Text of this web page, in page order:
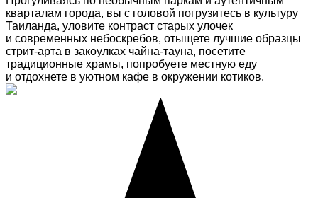
кварталам города, вы с головой погрузитесь в культуру
Таиланда, уловите контраст старых улочек
и современных небоскребов, отыщете лучшие образцы
стрит-арта в закоулках чайна-тауна, посетите
традиционные храмы, попробуете местную еду
и отдохнете в уютном кафе в окружении котиков.